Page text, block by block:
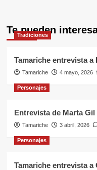
Te pueden
Tradiciones
Tamariche entrevista
Tamariche 4 mayo, 2026
Personajes
Entrevista de Marta
Tamariche 3 abril, 2026
Personajes
Tamariche entrevista a